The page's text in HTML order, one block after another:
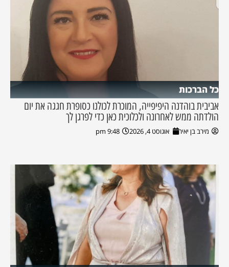
כל הברכות
אביבית בוהדנה היפיפייה, המוכרת לכולנו כסופרת חגגה את יום
הולדתה ממש לאחרונה ולכלוכית כאן כדי לפרגן לך
מירב בן יאיר אוגוסט 4, 2026 9:48 pm